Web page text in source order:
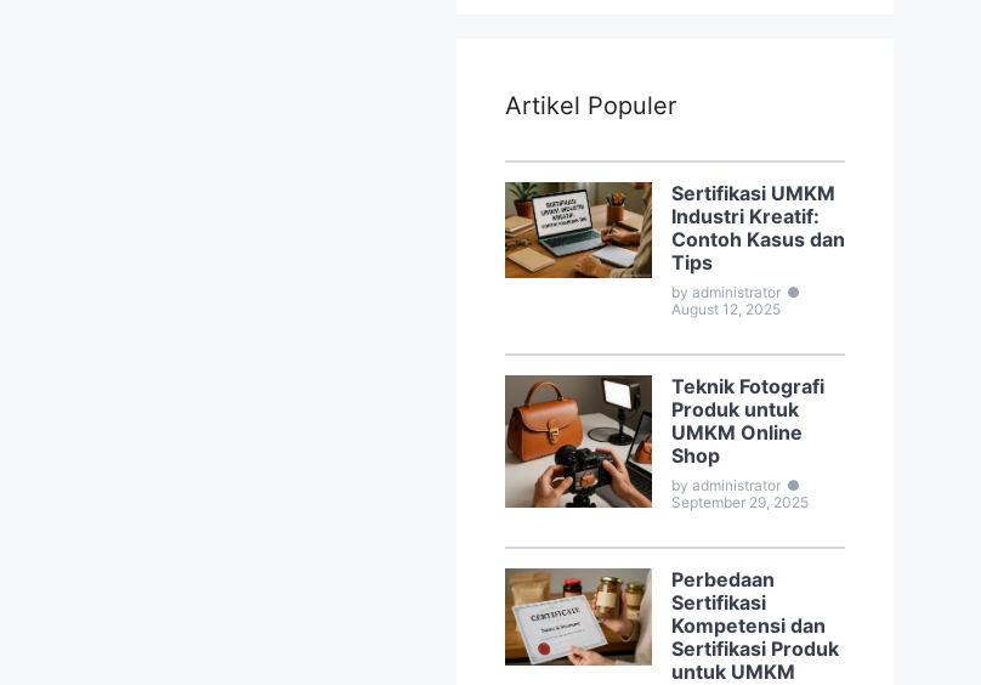
Artikel Populer
Sertifikasi UMKM
Industri Kreatif:
Contoh Kasus dan
Tips
by administrator ●
August 12, 2025
Teknik Fotografi
Produk untuk
UMKM Online
Shop
by administrator ●
September 29, 2025
Perbedaan
Sertifikasi
Kompetensi dan
Sertifikasi Produk
untuk UMKM